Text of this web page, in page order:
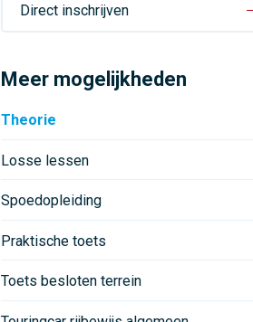
Direct inschrijven
Meer mogelijkheden
Theorie
Losse lessen
Spoedopleiding
Praktische toets
Toets besloten terrein